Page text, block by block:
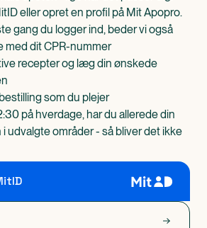
eller opret en profil på Mit Apopro.
gang du logger ind, beder vi også
med dit CPR-nummer
recepter og læg din ønskede
som du plejer
på hverdage, har du allerede din
udvalgte områder - så bliver det ikke